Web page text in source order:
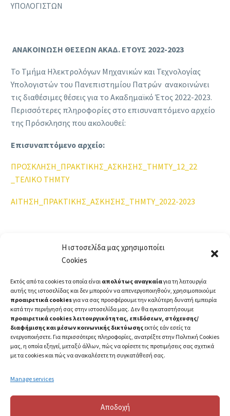
Η ιστοσελίδα μας χρησιμοποίει
Cookies
Εκτός από τα cookies τα οποία είναι απολύτως αναγκαίαγια τη λειτουργία
αυτής της ιστοσελίδας και δεν μπορούν να απενεργοποιηθούν, χρησιμοποιούμε
προαιρετικά cookiesγια να σας προσφέρουμε την καλύτερη δυνατή εμπειρία
κατά την περιήγησή σας στην ιστοσελίδα μας. Δεν θα εγκαταστήσουμε
προαιρετικά cookies λειτουργικότητας, επιδόσεων, στόχευσης/
διαφήμισης και μέσων κοινωνικής δικτύωσης εκτός εάν εσείς τα
ενεργοποιήσετε. Για περισσότερες πληροφορίες, ανατρέξτε στην Πολιτική Cookies
μας, η οποία εξηγεί, μεταξύ άλλων, πώς να ορίσετε τις προτιμήσεις σας σχετικά
με τα cookies και πώς να ανακαλέσετε τη συγκατάθεσή σας.
Manage services
Αποδοχή
ΥΠΟΛΟΓΙΣΤΩΝ
ΑΝΑΚΟΙΝΩΣΗ ΘΕΣΕΩΝ ΑΚΑΔ. ΕΤΟΥΣ 2022-2023
Το Τμήμα Ηλεκτρολόγων Μηχανικών και Τεχνολογίας
Υπολογιστών του Πανεπιστημίου Πατρών ανακοινώνει
τις διαθέσιμες θέσεις για το Ακαδημαϊκό Έτος 2022-2023.
Περισσότερες πληροφορίες στο επισυναπτόμενο αρχείο
της Πρόσκλησης που ακολουθεί:
Επισυναπτόμενο αρχείο:
ΠΡΟΣΚΛΗΣΗ_ΠΡΑΚΤΙΚΗΣ_ΑΣΚΗΣΗΣ_ΤHMTY_12_22
_ΤΕΛΙΚΟ ΤΗΜΤΥ
ΑΙΤΗΣΗ_ΠΡΑΚΤΙΚΗΣ_ΑΣΚΗΣΗΣ_ΤΗΜΤΥ_2022-2023